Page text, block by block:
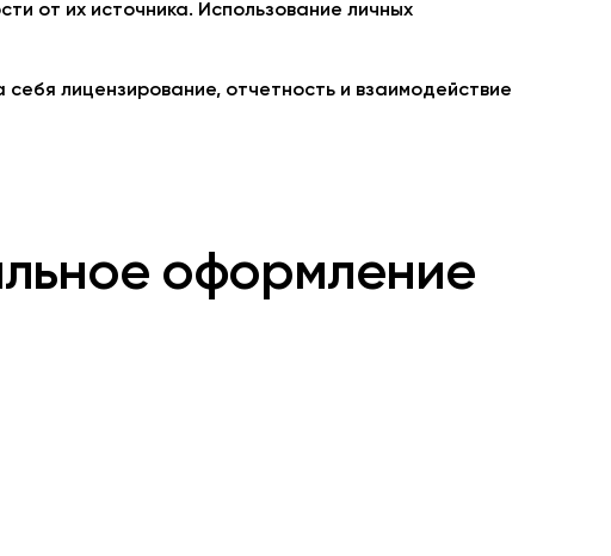
от их источника. Использование личных
лицензирование, отчетность и взаимодействие
оформление